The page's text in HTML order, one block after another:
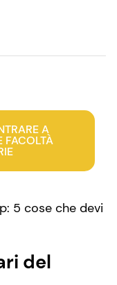
A
FACOLTÀ
5 cose che devi
del